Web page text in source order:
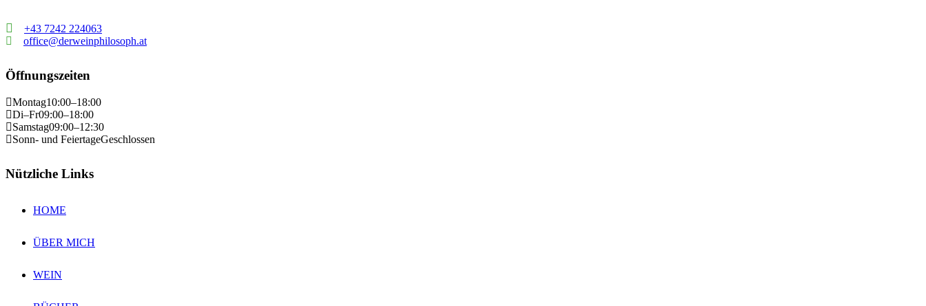
+43 7242 224063
office@derweinphilosoph.at
Öffnungszeiten
Montag10:00–18:00
Di–Fr09:00–18:00
Samstag09:00–12:30
Sonn- und FeiertageGeschlossen
Nützliche Links
HOME
ÜBER MICH
WEIN